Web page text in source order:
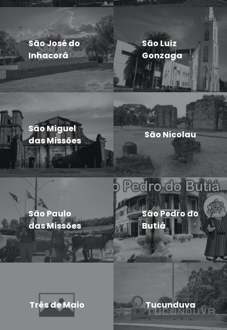
São José do
Inhacorá
São Luiz
Gonzaga
São Miguel
das Missões
São Nicolau
São Paulo
das Missões
São Pedro do
Butiá
Três de Maio Tucunduva